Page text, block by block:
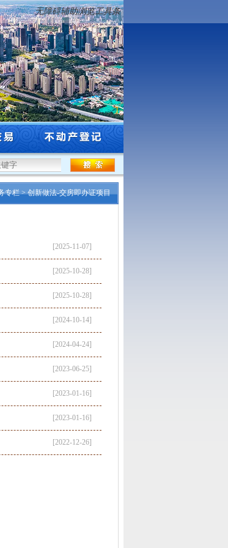
无障碍辅助浏览工具条
资源局关于市级登记权限过期采矿许可证矿山企业的公告
专栏>创新做法-交房即办证项目
[2025-11-07]
[2025-10-28]
[2025-10-28]
[2024-10-14]
[2024-04-24]
[2023-06-25]
[2023-01-16]
[2023-01-16]
[2022-12-26]